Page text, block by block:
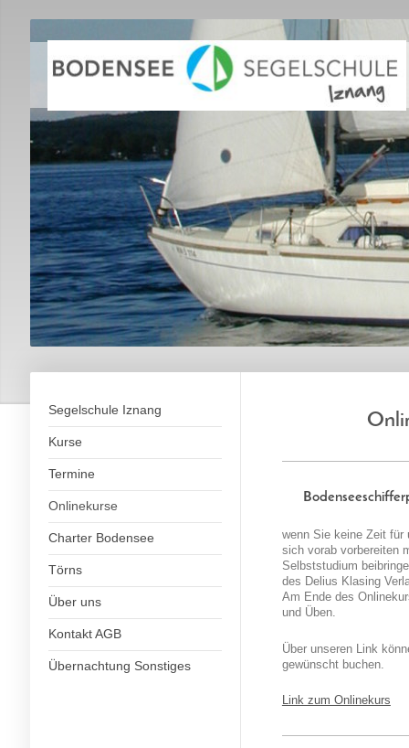
Segelschule Iznang
Kurse
Termine
Onlinekurse
Charter Bodensee
Törns
Über uns
Kontakt AGB
Übernachtung Sonstiges
wenn Sie keine Zeit für
sich vorab vorbereiten
Selbststudium
des Delius Klasing
Am Ende des
und Üben.
Über unseren Link
gewünscht buchen.
Link zum Onlinekurs